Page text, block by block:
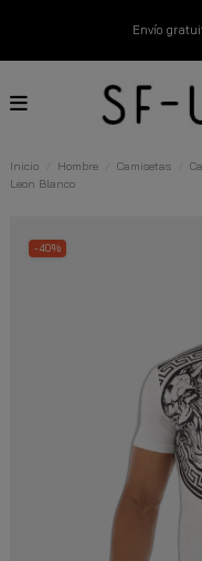
Envío
Nuevos
Inicio Hombre Camisetas
Leon Blanco
-40%